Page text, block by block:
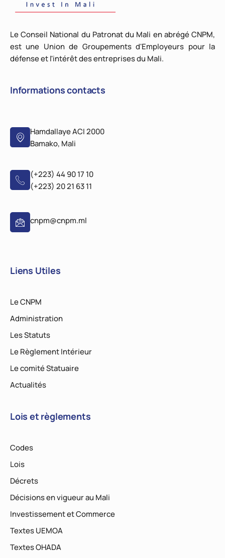
Le Conseil National du Patronat du Mali en abrégé CNPM,
est une Union de Groupements d'Employeurs pour la
défense et l'intérêt des entreprises du Mali.
Informations contacts
Hamdallaye ACI 2000
Bamako, Mali
(+223) 44 90 17 10
(+223) 20 21 63 11
cnpm@cnpm.ml
Liens Utiles
Le CNPM
Administration
Les Statuts
Le Règlement Intérieur
Le comité Statuaire
Actualités
Lois et règlements
Codes
Lois
Décrets
Décisions en vigueur au Mali
Investissement et Commerce
Textes UEMOA
Textes OHADA